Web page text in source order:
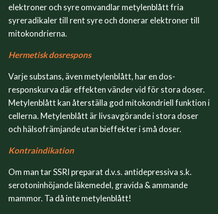
elektroner och syre omvandlar metylenblått fria
syreradikaler till rent syre och donerar elektroner till
mitokondrierna.
Hermetisk dosrespons
Varje substans, även metylenblått, har en dos-
responskurva där effekten vänder vid för stora doser.
Metylenblått kan återställa god mitokondriell funktion i
cellerna. Metylenblått är livsavgörande i stora doser
och hälsofrämjande utan bieffekter i små doser.
Kontraindikation
Om man tar SSRI preparat d.v.s. antidepressiva s.k.
serotoninhöjande läkemedel, gravida & ammande
mammor. Ta då inte metylenblått!